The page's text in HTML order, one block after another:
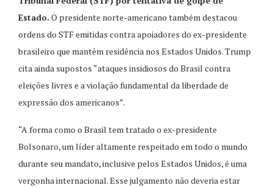
Estado. O presidente norte-americano também destacou
ordens do STF emitidas contra apoiadores do ex-presidente
brasileiro que mantêm residência nos Estados Unidos. Trump
cita ainda supostos “ataques insidiosos do Brasil contra
eleições livres e a violação fundamental da liberdade de
expressão dos americanos”.
“A forma como o Brasil tem tratado o ex-presidente
Bolsonaro, um líder altamente respeitado em todo o mundo
durante seu mandato, inclusive pelos Estados Unidos, é uma
vergonha internacional. Esse julgamento não deveria estar